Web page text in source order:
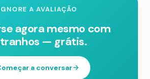
A AVALIAÇÃO
agora mesmo com
— grátis.
a conversar